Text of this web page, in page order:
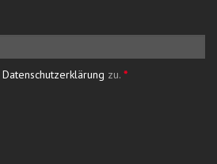
Datenschutzerklärung zu. *